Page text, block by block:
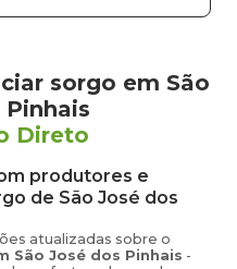
sorgo em São
Direto
produtores e
de São José dos
atualizadas sobre o
São José dos Pinhais -